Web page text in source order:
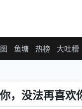
鱼塘 热榜 大吐槽
，没法再喜欢